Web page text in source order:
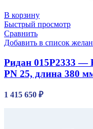
В корзину
Быстрый просмотр
Сравнить
Добавить в список
Ридан 015P2333 —
PN 25, длина 380
1 415 650 ₽